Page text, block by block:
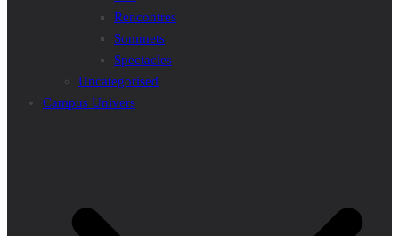
Rencontres
Sommets
Spectacles
Uncategorised
Campus Univers